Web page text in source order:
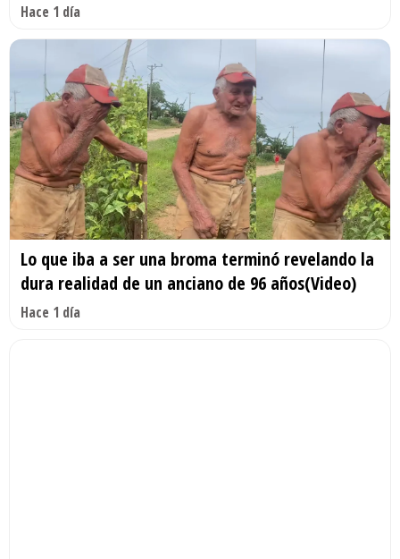
Hace 1 día
Lo que iba a ser una broma terminó revelando la
dura realidad de un anciano de 96 años(Video)
Hace 1 día